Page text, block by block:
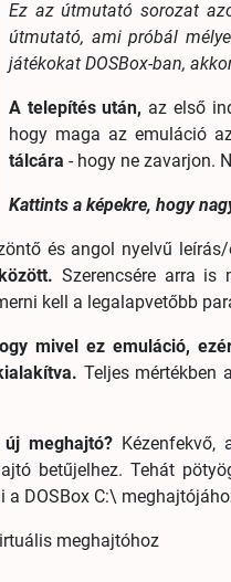
Ez az útmutató sorozat
útmutató, ami próbál
játékokat DOSBox-ban,
A telepítés után, az első
hogy maga az emuláció
tálcára - hogy ne zavarjon.
Kattints a képekre, hogy
és angol nyelvű
Szerencsére arra is
kell a legalapvetőbb
mivel ez emuláció,
Teljes mértékben
meghajtó? Kézenfekvő,
betűjelhez. Tehát
DOSBox C:\
meghajtóhoz